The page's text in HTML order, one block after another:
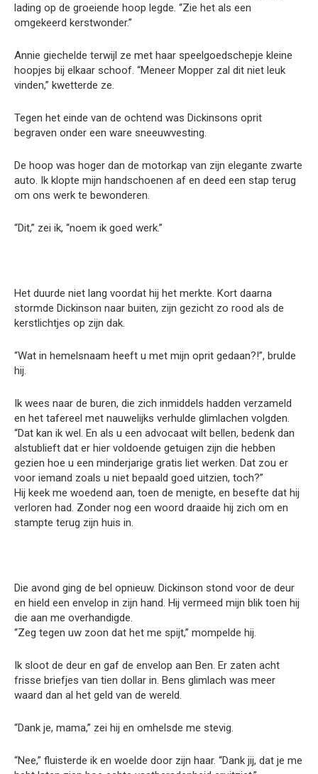
lading op de groeiende hoop legde. “Zie het als een
omgekeerd kerstwonder.”
Annie giechelde terwijl ze met haar speelgoed­schepje kleine
hoopjes bij elkaar schoof. “Meneer Mopper zal dit niet leuk
vinden,” kwetterde ze.
Tegen het einde van de ochtend was Dickinsons oprit
begraven onder een ware sneeuwvesting.
De hoop was hoger dan de motorkap van zijn elegante zwarte
auto. Ik klopte mijn handschoenen af en deed een stap terug
om ons werk te bewonderen.
“Dit,” zei ik, “noem ik goed werk.”
Het duurde niet lang voordat hij het merkte. Kort daarna
stormde Dickinson naar buiten, zijn gezicht zo rood als de
kerstlichtjes op zijn dak.
“Wat in hemelsnaam heeft u met mijn oprit gedaan?!”, brulde
hij.
Ik wees naar de buren, die zich inmiddels hadden verzameld
en het tafereel met nauwelijks verhulde glimlachen volgden.
“Dat kan ik wel. En als u een advocaat wilt bellen, bedenk dan
alstublieft dat er hier voldoende getuigen zijn die hebben
gezien hoe u een minderjarige gratis liet werken. Dat zou er
voor iemand zoals u niet bepaald goed uitzien, toch?”
Hij keek me woedend aan, toen de menigte, en besefte dat hij
verloren had. Zonder nog een woord draaide hij zich om en
stampte terug zijn huis in.
Die avond ging de bel opnieuw. Dickinson stond voor de deur
en hield een envelop in zijn hand. Hij vermeed mijn blik toen hij
die aan me overhandigde.
“Zeg tegen uw zoon dat het me spijt,” mompelde hij.
Ik sloot de deur en gaf de envelop aan Ben. Er zaten acht
frisse briefjes van tien dollar in. Bens glimlach was meer
waard dan al het geld van de wereld.
“Dank je, mama,” zei hij en omhelsde me stevig.
“Nee,” fluisterde ik en woelde door zijn haar. “Dank jij, dat je me